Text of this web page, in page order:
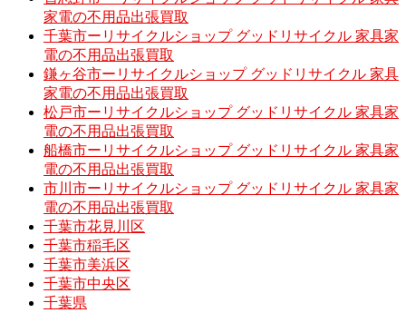
家電の不用品出張買取
千葉市ーリサイクルショップ グッドリサイクル 家具家
電の不用品出張買取
鎌ヶ谷市ーリサイクルショップ グッドリサイクル 家具
家電の不用品出張買取
松戸市ーリサイクルショップ グッドリサイクル 家具家
電の不用品出張買取
船橋市ーリサイクルショップ グッドリサイクル 家具家
電の不用品出張買取
市川市ーリサイクルショップ グッドリサイクル 家具家
電の不用品出張買取
千葉市花見川区
千葉市稲毛区
千葉市美浜区
千葉市中央区
千葉県